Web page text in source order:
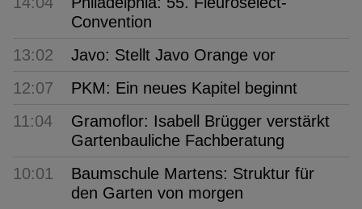
Convention
13:02
Javo: Stellt Javo Orange vor
12:07
PKM: Ein neues Kapitel beginnt
11:04
Gramoflor: Isabell Brügger verstärkt
Gartenbauliche Fachberatung
10:01
Baumschule Martens: Struktur für
den Garten von morgen